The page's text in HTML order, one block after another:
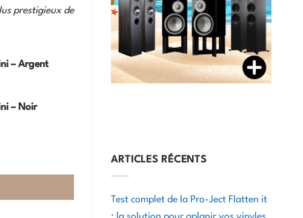
ARTICLES RÉCENTS
Test complet de la Pro-Ject Flatten it
prestigieux de
– Argent
– Noir